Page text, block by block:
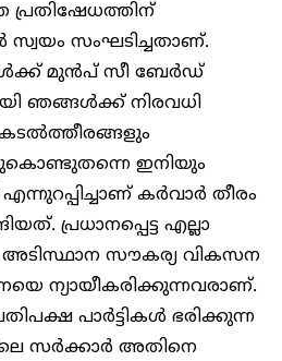
പ്രതിഷേധത്തിന്
സ്വയം സംഘടിച്ചതാണ്.
മുൻപ് സീ ബേർഡ്
‍ഞങ്ങൾക്ക് നിരവധി
ഇനിയും
കർവാർ തീരം
പ്രധാനപ്പെട്ട എല്ലാ
അടിസ്ഥാന സൗകര്യ വികസന
ന്യായീകരിക്കുന്നവരാണ്.
പാർട്ടികൾ ഭരിക്കുന്ന
സർക്കാർ അതിനെ